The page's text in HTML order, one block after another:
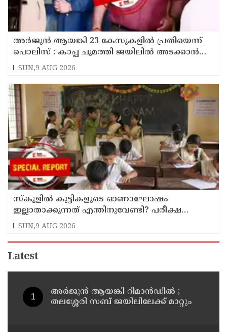
അര്‍ജുന്‍ ആയങ്കി 23 കേസുകളില്‍ പ്രതിയെന്ന്
പൊലിസ് : കാപ്പ ചുമത്തി ജയിലില്‍ അടക്കാന്‍
നീക്കം
SUN,9 AUG 2026
സ്‌കൂളില്‍ കുട്ടികളുടെ ഓണാഘോഷം
ഇല്ലാതാക്കുന്നത് എന്തിനുവേണ്ടി? പരീക്ഷ
ഷെഡ്യൂള്‍ മാറ്റിയത് തിരുത്തുമോ?
SUN,9 AUG 2026
Latest
അര്‍ജുന്‍ ആയങ്കി റിമാന്‍ഡില്‍ ;
തലശ്ശേരി സബ് ജയിലിലേക്ക് മാറ്റും